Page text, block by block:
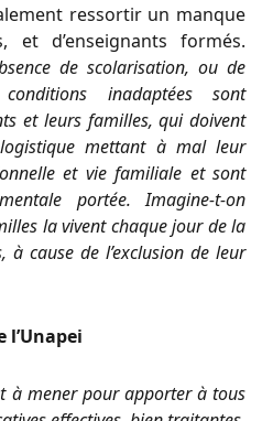
ressortir un manque
et d’enseignants formés.
de scolarisation, ou de
inadaptées sont
et leurs familles, qui doivent
mettant à mal leur
et vie familiale et sont
portée. Imagine-t-on
la vivent chaque jour de la
à cause de l’exclusion de leur
l’Unapei
à mener pour apporter à tous